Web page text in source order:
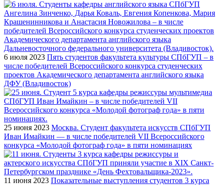
6 июля 2023 Пять студентов факультета культуры СПбГУП – в
числе победителей Всероссийского конкурса студенческих
проектов Академического департамента английского языка
ДФУ (Владивосток)
25 июня 2023 Москва. Студент факультета искусств СПбГУП
Иван Имайкин — в числе победителей VII Всероссийского
конкурса «Молодой фотограф года» в пяти номинациях
11 июня 2023 Показательные выступления студентов 3 курса